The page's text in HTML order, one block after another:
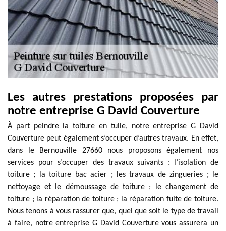
Les autres prestations proposées par
notre entreprise G David Couverture
À part peindre la toiture en tuile, notre entreprise G David
Couverture peut également s’occuper d’autres travaux. En effet,
dans le Bernouville 27660 nous proposons également nos
services pour s’occuper des travaux suivants : l’isolation de
toiture ; la toiture bac acier ; les travaux de zingueries ; le
nettoyage et le démoussage de toiture ; le changement de
toiture ; la réparation de toiture ; la réparation fuite de toiture.
Nous tenons à vous rassurer que, quel que soit le type de travail
à faire, notre entreprise G David Couverture vous assurera un